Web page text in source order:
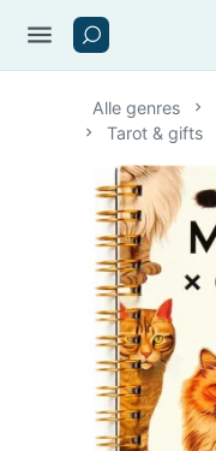
menu
Alle genres
Tarot & gifts